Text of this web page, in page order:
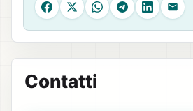
Facebook
X WhatsAppTelegram
LinkedIn
Email
Contatti